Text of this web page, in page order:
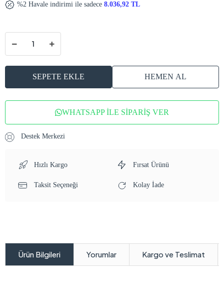
%2 Havale indirimi ile sadece 8.036,92 TL
SEPETE EKLE HEMEN AL
WHATSAPP İLE SİPARİŞ VER
Destek Merkezi
Hızlı Kargo Fırsat Ürünü
Taksit Seçeneği Kolay İade
Ürün Bilgileri Yorumlar Kargo ve Teslimat